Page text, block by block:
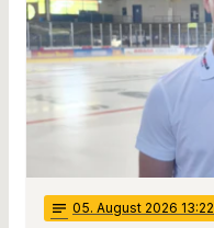
notes 05. August 2026 13:22